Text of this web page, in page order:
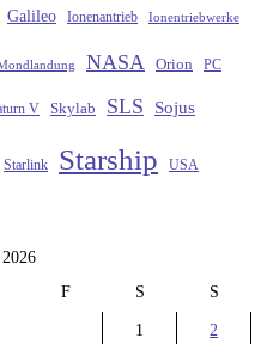
Galileo Ionenantrieb Ionentriebwerke
NASA Orion PC
V Skylab SLS Sojus
Starlink Starship USA
F S S
1 2